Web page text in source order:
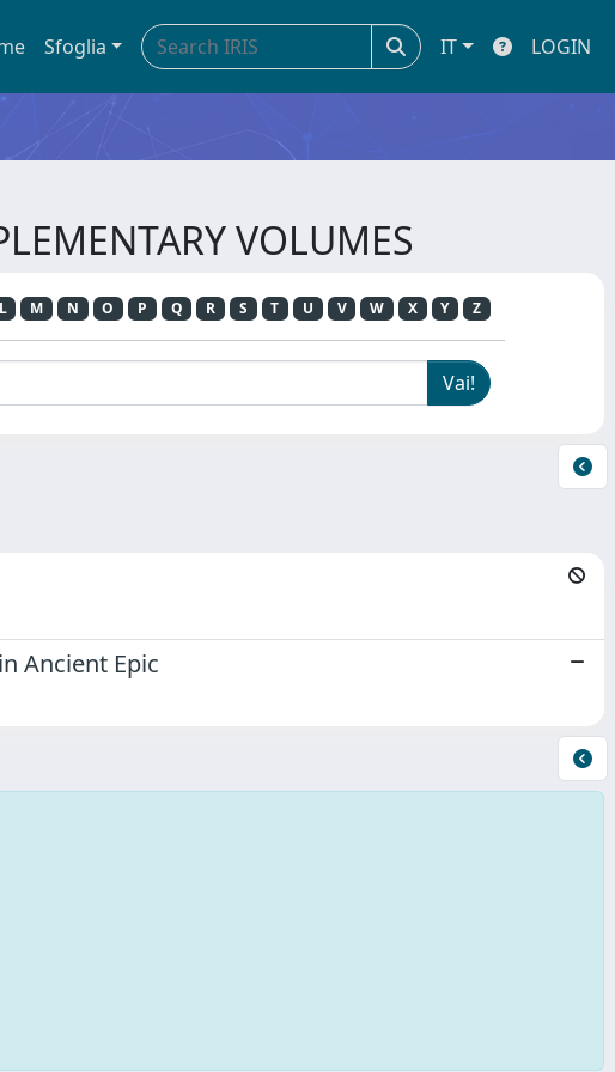
Sfoglia IT LOGIN
VOLUMES
L M N O P Q R S T U V W X Y Z
Ancient Epic